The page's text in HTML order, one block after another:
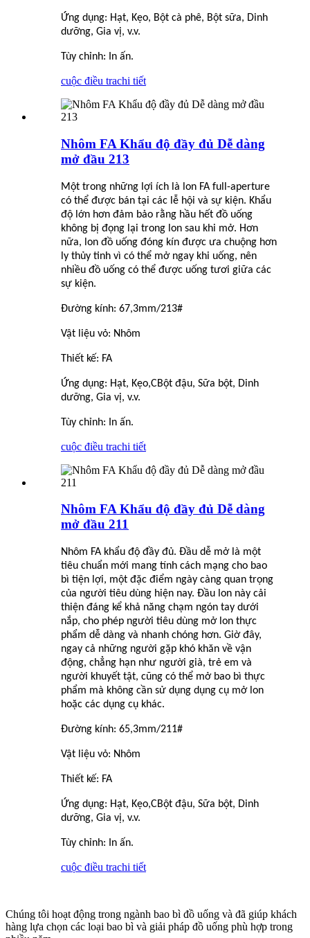
Ứng dụng: Hạt, Kẹo, Bột cà phê, Bột sữa, Dinh
dưỡng, Gia vị, v.v.
Tùy chỉnh: In ấn.
cuộc điều trachi tiết
Nhôm FA Khẩu độ đầy đủ Dễ dàng
mở đầu 213
Một trong những lợi ích là lon FA full-aperture
có thể được bán tại các lễ hội và sự kiện. Khẩu
độ lớn hơn đảm bảo rằng hầu hết đồ uống
không bị đọng lại trong lon sau khi mở. Hơn
nữa, lon đồ uống đóng kín được ưa chuộng hơn
ly thủy tinh vì có thể mở ngay khi uống, nên
nhiều đồ uống có thể được uống tươi giữa các
sự kiện.
Đường kính: 67,3mm/213#
Vật liệu vỏ: Nhôm
Thiết kế: FA
Ứng dụng: Hạt, Kẹo,CBột đậu, Sữa bột, Dinh
dưỡng, Gia vị, v.v.
Tùy chỉnh: In ấn.
cuộc điều trachi tiết
Nhôm FA Khẩu độ đầy đủ Dễ dàng
mở đầu 211
Nhôm FA khẩu độ đầy đủ. Đầu dễ mở là một
tiêu chuẩn mới mang tính cách mạng cho bao
bì tiện lợi, một đặc điểm ngày càng quan trọng
của người tiêu dùng hiện nay. Đầu lon này cải
thiện đáng kể khả năng chạm ngón tay dưới
nắp, cho phép người tiêu dùng mở lon thực
phẩm dễ dàng và nhanh chóng hơn. Giờ đây,
ngay cả những người gặp khó khăn về vận
động, chẳng hạn như người già, trẻ em và
người khuyết tật, cũng có thể mở bao bì thực
phẩm mà không cần sử dụng dụng cụ mở lon
hoặc các dụng cụ khác.
Đường kính: 65,3mm/211#
Vật liệu vỏ: Nhôm
Thiết kế: FA
Ứng dụng: Hạt, Kẹo,CBột đậu, Sữa bột, Dinh
dưỡng, Gia vị, v.v.
Tùy chỉnh: In ấn.
cuộc điều trachi tiết
Chúng tôi hoạt động trong ngành bao bì đồ uống và đã giúp khách
hàng lựa chọn các loại bao bì và giải pháp đồ uống phù hợp trong